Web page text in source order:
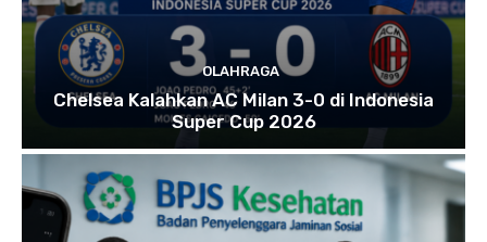
OLAHRAGA
Chelsea Kalahkan AC Milan 3-0 di Indonesia
Super Cup 2026